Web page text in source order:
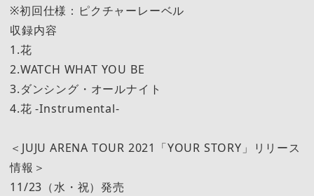
※初回仕様：ピクチャーレーベル
収録内容
1.花
2.WATCH WHAT YOU BE
3.ダンシング・オールナイト
4.花 -Instrumental-
＜JUJU ARENA TOUR 2021「YOUR STORY」リリース
情報＞
11/23（水・祝）発売